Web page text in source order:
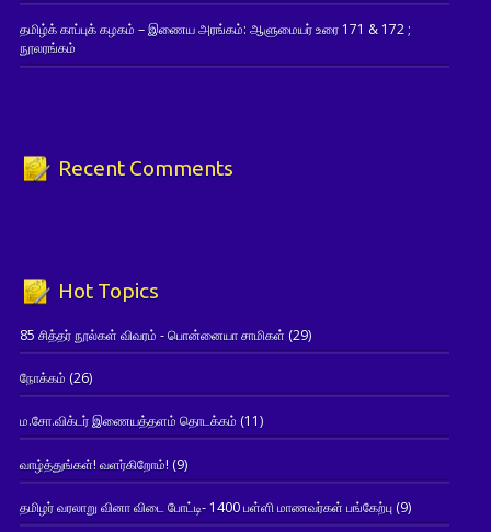
தமிழ்க் காப்புக் கழகம் – இணைய அரங்கம்: ஆளுமையர் உரை 171 & 172 ;
நூலரங்கம்
Recent Comments
Hot Topics
85 சித்தர் நூல்கள் விவரம் - பொன்னையா சாமிகள் (29)
நோக்கம் (26)
ம.சோ.விக்டர் இணையத்தளம் தொடக்கம் (11)
வாழ்த்துங்கள்! வளர்கிறோம்! (9)
தமிழர் வரலாறு வினா விடை போட்டி- 1400 பள்ளி மாணவர்கள் பங்கேற்பு(9)